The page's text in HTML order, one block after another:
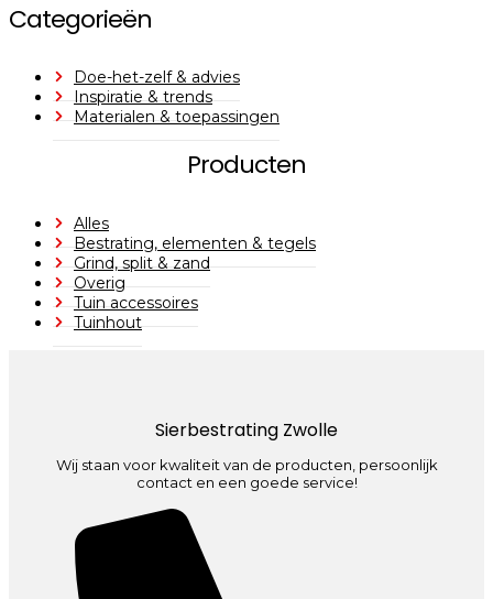
Categorieën
Doe-het-zelf & advies
Inspiratie & trends
Materialen & toepassingen
Producten
Alles
Bestrating, elementen & tegels
Grind, split & zand
Overig
Tuin accessoires
Tuinhout
Sierbestrating Zwolle
Wij staan voor kwaliteit van de producten, persoonlijk
contact en een goede service!